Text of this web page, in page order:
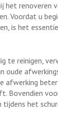
het renoveren
Voordat u
is het
te reinigen,
oude
afwerking
Bovendien
tijdens het